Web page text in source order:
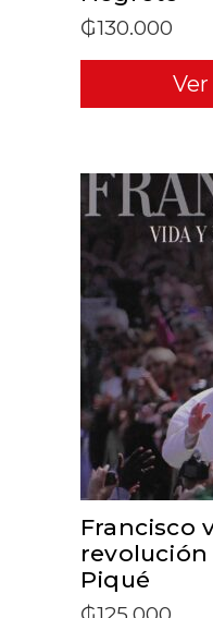
₲130.000
Francisco
revolución
Piqué